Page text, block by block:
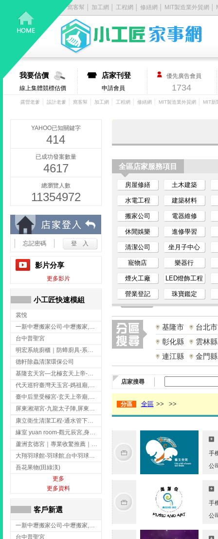
居
家
大
小
事，
找
它
有
丿
步-
小
匠
家
事
│窩客幫 加工網 工程網 修繕網 MIT製造業外貿網
我要估價
線上集體競標估價
店家刊登
申請會員
優先廣告會員
1734
露營老爹 設計老爹 窩客幫 加工網│ 工程網│ 修繕網│ MIT製造業外貿網│ MIT新
YAHOO已知關鍵字
414
已成功發案數量
4617
總瀏覽人數
11354972
忘記密碼
影片分享
更多影片
小工匠快速模組
裳悅
一新中壢搬家公司-中壢搬家,中壢搬家公司推薦,桃園搬家推薦,桃園搬家公司
台中普聖宮
明宏系統廚櫃｜防蟑廚具-系統廚櫃安裝,台中系統廚櫃安裝,彰化系統廚櫃安裝,台南系統廚櫃安裝,台中防蟑
德軒除蟲清潔環保公司
基隆玄天宮—北極玄天上帝-玄天上帝廟,拜玄天上帝,基隆玄天上帝廟,安樂區玄天上帝廟,
代天巡狩臺灣天玉宮-媽祖廟,拜媽祖,雲林媽祖廟,雲林拜媽祖,
臺中后里受極宮-玄天上帝廟,拜玄天上帝,台中玄天上帝廟,后里玄天上帝廟,
屏東湘湖宮-九龍太子陣,屏東九龍太子陣
康立衛生清潔工程-通水管下水道 清排水溝 台北抽水肥 台北洗污水管 桃園洗污水管下水道
緣室 yuan room-觀元辰宮,身心靈課程,台中觀元辰宮,台中身心靈課程,西屯觀元辰宮
蘆洲玄德宮｜專業收驚推薦｜問事服務｜點燈祭改｜補財補運-玄天上帝廟,問事,台北玄天上帝廟,蘆洲問事,
大翔羽球館-羽球館,台中羽球館,台中羽球場地出租,台中專業羽球館
吾花果物(田綠渼)
更多
更多資料
客戶新選
一新中壢搬家公司-中壢搬家,中壢搬家公司推薦,桃園搬家推薦,桃園搬家公司
台中普聖宮
全區店家服務項目
房屋修繕 土木建築
水電工程 建築材料
搬家公司 電器維修
休閒娛樂 進修學習
清潔公司 坐月子中心
寵物店 樂器行
煙火工廠 LED燈飾工程
營業登記 珠寶鑑定
基隆市
台北市
彰化縣
雲林縣
連江縣
金門縣
店家搜尋
分區 全區 >> >>
手
公
手
公